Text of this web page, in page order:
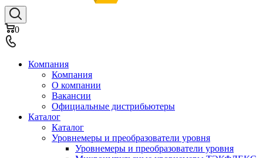
0
Компания
Компания
О компании
Вакансии
Официальные дистрибьютеры
Каталог
Каталог
Уровнемеры и преобразователи уровня
Уровнемеры и преобразователи уровня